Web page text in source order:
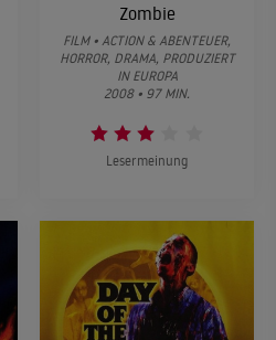
Zombie
FILM • ACTION & ABENTEUER,
HORROR, DRAMA, PRODUZIERT
IN EUROPA
2008 • 97 MIN.
Lesermeinung